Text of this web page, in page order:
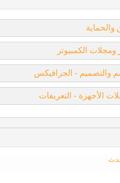
والحماية
ومجلات الكمبيوتر
والتصميم - الجرافيكس
الأجهزة - التعريفات